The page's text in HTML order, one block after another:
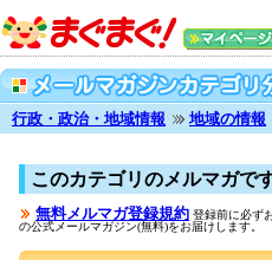
行政・政治・地域情報 地域の情報
このカテゴリのメルマガで
無料メルマガ登録規約 登録前に必ず
の公式メールマガジン(無料)をお届けします。